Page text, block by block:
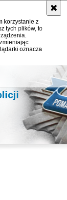
korzystanie z
tych plików, to
oznacza